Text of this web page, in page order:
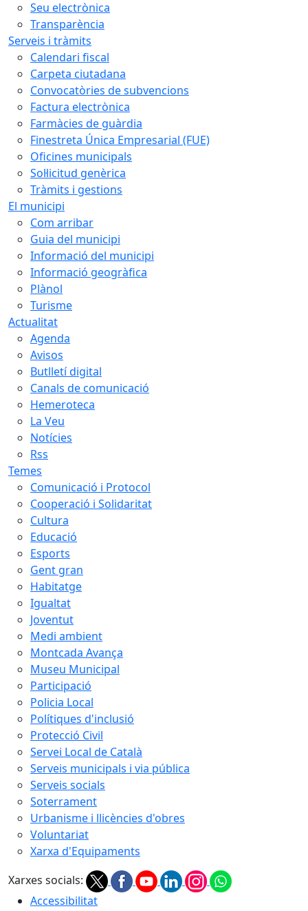
Seu electrònica
Transparència
Serveis i tràmits
Calendari fiscal
Carpeta ciutadana
Convocatòries de subvencions
Factura electrònica
Farmàcies de guàrdia
Finestreta Única Empresarial (FUE)
Oficines municipals
Sol·licitud genèrica
Tràmits i gestions
El municipi
Com arribar
Guia del municipi
Informació del municipi
Informació geogràfica
Plànol
Turisme
Actualitat
Agenda
Avisos
Butlletí digital
Canals de comunicació
Hemeroteca
La Veu
Notícies
Rss
Temes
Comunicació i Protocol
Cooperació i Solidaritat
Cultura
Educació
Esports
Gent gran
Habitatge
Igualtat
Joventut
Medi ambient
Montcada Avança
Museu Municipal
Participació
Policia Local
Polítiques d'inclusió
Protecció Civil
Servei Local de Català
Serveis municipals i via pública
Serveis socials
Soterrament
Urbanisme i llicències d'obres
Voluntariat
Xarxa d'Equipaments
Xarxes socials:
Accessibilitat